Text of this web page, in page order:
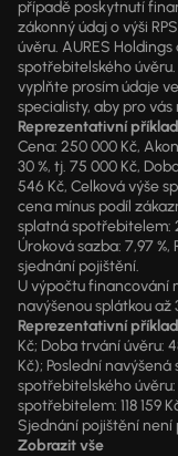
případě poskytnutí
zákonný údaj o výši
úvěru. AURES
spotřebitelského
vyplňte prosím údaje
specialisty, aby pro
Reprezentativní příklad
Cena: 250 000 Kč,
30 %, tj. 75 000 Kč,
546 Kč, Celková výše
cena mínus podíl
splatná spotřebitelem:
Úroková sazba: 7,97 %,
sjednání pojištění.
U výpočtu financování
navýšenou splátkou až
Reprezentativní
Kč; Doba trvání úvěru:
Kč); Poslední
spotřebitelského
spotřebitelem: 118 159
Sjednání pojištění není
Zobrazit vše